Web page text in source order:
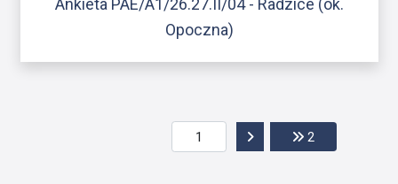
Opoczna)
Przejdź do następnej
2